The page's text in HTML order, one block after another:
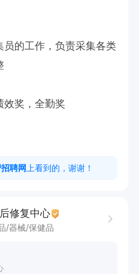
的工作，负责采集各类
效奖，全勤奖
递简历后打电话吧！
聘网 上看到的，谢谢！
修复中心
/器械/保健品